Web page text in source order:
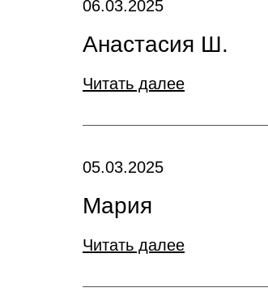
06.03.2025
Анастасия Ш.
Читать далее
05.03.2025
Мария
Читать далее